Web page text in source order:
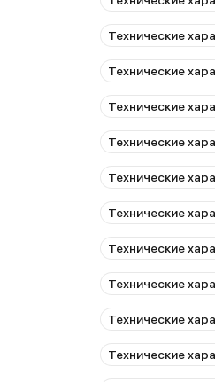
дождиком. Есть все
иногда вместе с мужем (он
Кушает всего литров 5/100
Технические
Технические
Технические
Технические
Технические
Технические
Технические
Технические
Технические
Технические